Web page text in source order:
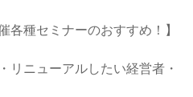
各種セミナーのおすすめ！】
リニューアルしたい経営者・